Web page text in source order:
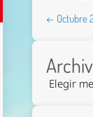
← Octubre